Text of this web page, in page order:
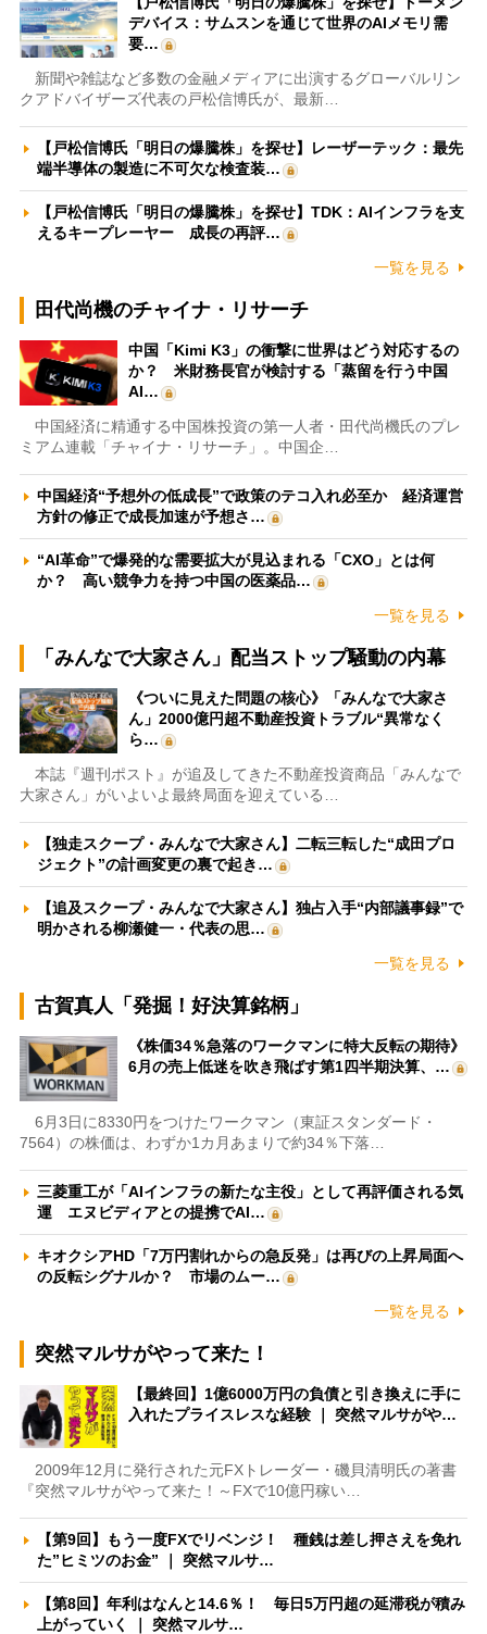
デバイス：サムスンを通じて世界のAIメモリ需
要…
新聞や雑誌など多数の金融メディアに出演するグローバルリン
クアドバイザーズ代表の戸松信博氏が、最新…
【戸松信博氏「明日の爆騰株」を探せ】レーザーテック：最先
端半導体の製造に不可欠な検査装…
【戸松信博氏「明日の爆騰株」を探せ】TDK：AIインフラを支
えるキープレーヤー 成長の再評…
一覧を見る
田代尚機のチャイナ・リサーチ
中国「Kimi K3」の衝撃に世界はどう対応するの
か？ 米財務長官が検討する「蒸留を行う中国
AI…
中国経済に精通する中国株投資の第一人者・田代尚機氏のプレ
ミアム連載「チャイナ・リサーチ」。中国企…
中国経済“予想外の低成長”で政策のテコ入れ必至か 経済運営
方針の修正で成長加速が予想さ…
“AI革命”で爆発的な需要拡大が見込まれる「CXO」とは何
か？ 高い競争力を持つ中国の医薬品…
一覧を見る
「みんなで大家さん」配当ストップ騒動の内幕
《ついに見えた問題の核心》「みんなで大家さ
ん」2000億円超不動産投資トラブル“異常なく
ら…
本誌『週刊ポスト』が追及してきた不動産投資商品「みんなで
大家さん」がいよいよ最終局面を迎えている…
【独走スクープ・みんなで大家さん】二転三転した“成田プロ
ジェクト”の計画変更の裏で起き…
【追及スクープ・みんなで大家さん】独占入手“内部議事録”で
明かされる柳瀬健一・代表の思…
一覧を見る
古賀真人「発掘！好決算銘柄」
《株価34％急落のワークマンに特大反転の期待》
6月の売上低迷を吹き飛ばす第1四半期決算、…
6月3日に8330円をつけたワークマン（東証スタンダード・
7564）の株価は、わずか1カ月あまりで約34％下落…
三菱重工が「AIインフラの新たな主役」として再評価される気
運 エヌビディアとの提携でAI…
キオクシアHD「7万円割れからの急反発」は再びの上昇局面へ
の反転シグナルか？ 市場のムー…
一覧を見る
突然マルサがやって来た！
【最終回】1億6000万円の負債と引き換えに手に
入れたプライスレスな経験 ｜ 突然マルサがや…
2009年12月に発行された元FXトレーダー・磯貝清明氏の著書
『突然マルサがやって来た！～FXで10億円稼い…
【第9回】もう一度FXでリベンジ！ 種銭は差し押さえを免れ
た”ヒミツのお金” ｜ 突然マルサ…
【第8回】年利はなんと14.6％！ 毎日5万円超の延滞税が積み
上がっていく ｜ 突然マルサ…